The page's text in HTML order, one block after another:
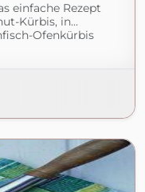
einfache Rezept
Kürbis, in...
Ofenkürbis